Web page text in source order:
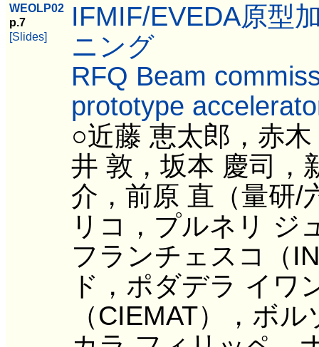
WEOLP02
p.7
[Slides]
IFMIF/EVEDA原型
ニング
RFQ Beam
prototype
○近藤 恵太郎，赤
井 敦，坂本 慶司，
介，前原 直（量研/
リコ，プルネリ ジ
フランチェスコ（
ド，ポダデラ イワ
（CIEMAT），ボ